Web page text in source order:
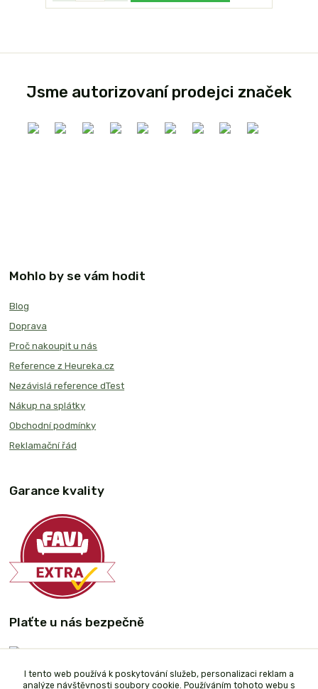
Jsme autorizovaní prodejci značek
Mohlo by se vám hodit
Blog
Doprava
Proč nakoupit u nás
Reference z Heureka.cz
Nezávislá reference dTest
Nákup na splátky
Obchodní podmínky
Reklamační řád
Garance kvality
Plaťte u nás bezpečně
I tento web používá k poskytování služeb, personalizaci reklam a
analýze návštěvnosti soubory cookie. Používáním tohoto webu s